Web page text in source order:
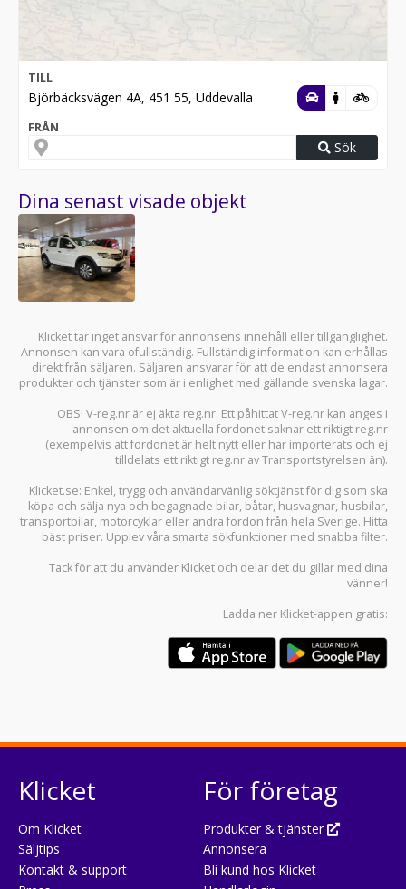
TILL
Björbäcksvägen 4A, 451 55, Uddevalla
FRÅN
Sök
Dina senast visade objekt
Klicket tar inget ansvar för annonsens innehåll eller tillgänglighet.
Annonsen kan vara ofullständig. Fullständig information kan erhållas
direkt från säljaren. Säljaren ansvarar för att de endast annonsera
produkter och tjänster som är i enlighet med gällande svenska lagar.
OBS! V-reg.nr är ej äkta reg.nr. Ett påhittat V-reg.nr kan anges i
annonsen om det aktuella fordonet saknar ett riktigt reg.nr
(exempelvis att fordonet är helt nytt eller har importerats och ej
tilldelats ett riktigt reg.nr av Transportstyrelsen än).
Klicket.se: Enkel, trygg och användarvänlig söktjänst för dig som ska
köpa och sälja nya och begagnade bilar, båtar, husvagnar, husbilar,
transportbilar, motorcyklar eller andra fordon från hela Sverige. Hitta
bäst priser. Upplev våra smarta sökfunktioner med snabba filter.
Tack för att du använder Klicket och delar det du gillar med dina
vänner!
Ladda ner Klicket-appen gratis:
Klicket
Om Klicket
Säljtips
Kontakt & support
För företag
Produkter & tjänster
Annonsera
Bli kund hos Klicket